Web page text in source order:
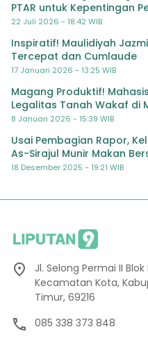
PTAR untuk Kepentingan
22 Juli 2026 - 18:42 WIB
Inspiratif! Maulidiyah
Tercepat dan Cumlaude
17 Januari 2026 - 13:25 WIB
Magang Produktif!
Legalitas Tanah Wakaf di
8 Januari 2026 - 15:39 WIB
Usai Pembagian Rapor,
As-Sirajul Munir Makan
Semester
18 Desember 2025 - 19:21 WIB
Jl. Selong Permai II
Kecamatan Kota,
Timur, 69216
085 338 373 848